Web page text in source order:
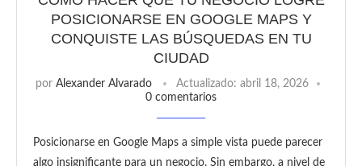
POSICIONARSE EN GOOGLE MAPS Y
CONQUISTE LAS BÚSQUEDAS EN TU
CIUDAD
por Alexander Alvarado Actualizado: abril 18, 2026
0 comentarios
Posicionarse en Google Maps a simple vista puede parecer
algo insignificante para un negocio. Sin embargo, a nivel de